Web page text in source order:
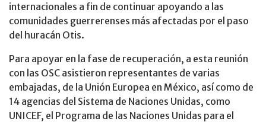
internacionales a fin de continuar apoyando a las
comunidades guerrerenses más afectadas por el paso
del huracán Otis.
Para apoyar en la fase de recuperación, a esta reunión
con las OSC asistieron representantes de varias
embajadas, de la Unión Europea en México, así como de
14 agencias del Sistema de Naciones Unidas, como
UNICEF, el Programa de las Naciones Unidas para el